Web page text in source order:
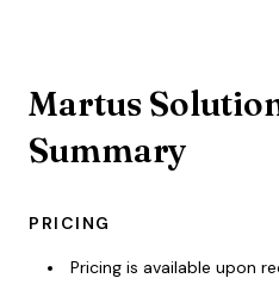
Martus
Summary
PRICING
Pricing is available upon